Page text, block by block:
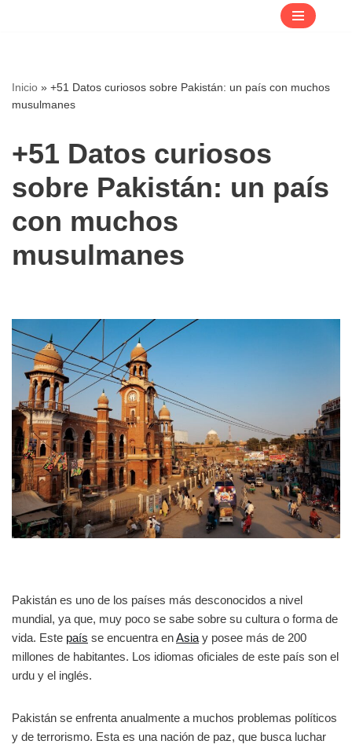
Inicio » +51 Datos curiosos sobre Pakistán: un país con muchos
musulmanes
+51 Datos curiosos
sobre Pakistán: un país
con muchos
musulmanes
Pakistán es uno de los países más desconocidos a nivel
mundial, ya que, muy poco se sabe sobre su cultura o forma de
vida. Este país se encuentra enAsia y posee más de 200
millones de habitantes. Los idiomas oficiales de este país son el
urdu y el inglés.
Pakistán se enfrenta anualmente a muchos problemas políticos
y de terrorismo. Esta es una nación de paz, que busca luchar